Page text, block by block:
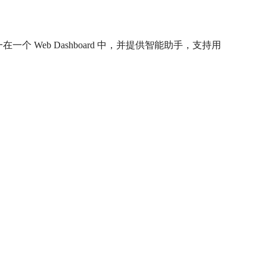
一个 Web Dashboard 中，并提供智能助手，支持用